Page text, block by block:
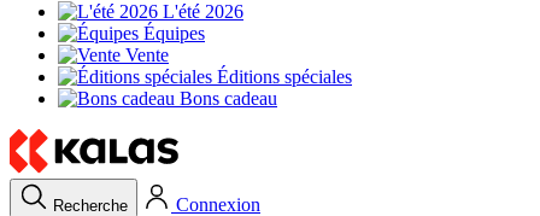
L'été 2026
Équipes
Vente
Éditions spéciales
Bons cadeau
Recherche
Connexion